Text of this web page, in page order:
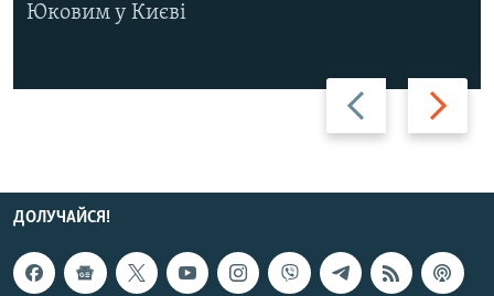
Назад Вперед
Юковим у Києві
ДОЛУЧАЙСЯ!